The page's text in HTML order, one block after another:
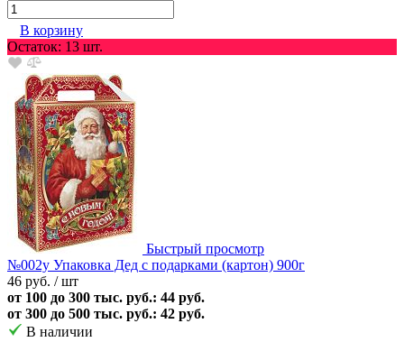
В корзину
Остаток: 13 шт.
Быстрый просмотр
№002у Упаковка Дед с подарками (картон) 900г
46 руб. / шт
от 100 до 300 тыс. руб.: 44 руб.
от 300 до 500 тыс. руб.: 42 руб.
В наличии